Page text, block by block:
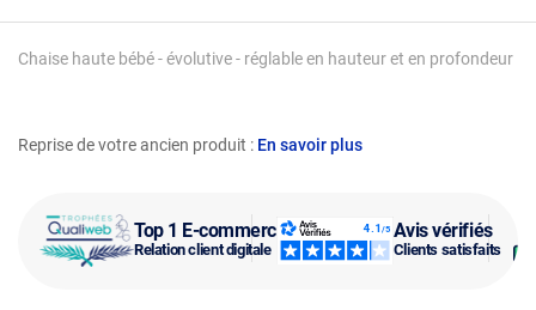
Top 1 E-commerce
Relation client digitale
Avis vérifiés
Clients satisfaits
Reprise de votre ancien produit : En savoir plus
Chaise haute bébé - évolutive - réglable en hauteur et en profondeur